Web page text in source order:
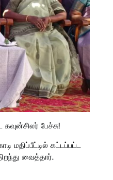
பேச்சு!
மதிப்பீட்டில் கட்டப்பட்ட
வைத்தார்.